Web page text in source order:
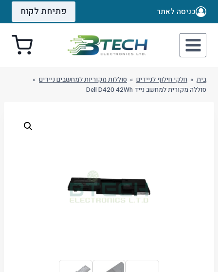
Skip
כניסה לאתר פתיחת לקוח
בית » חלקי חילוף לניידים » סוללות מקוריות למחשבים ניידים »
סוללה מקורית למחשב נייד Dell D420 42Wh